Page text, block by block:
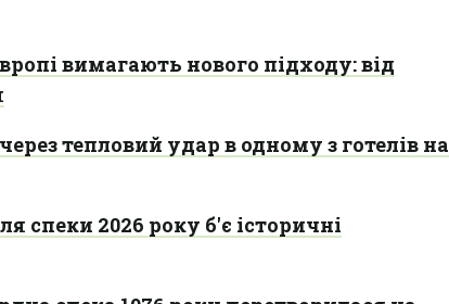
вимагають нового підходу: від
тепловий удар в одному з готелів на
спеки 2026 року б'є історичні